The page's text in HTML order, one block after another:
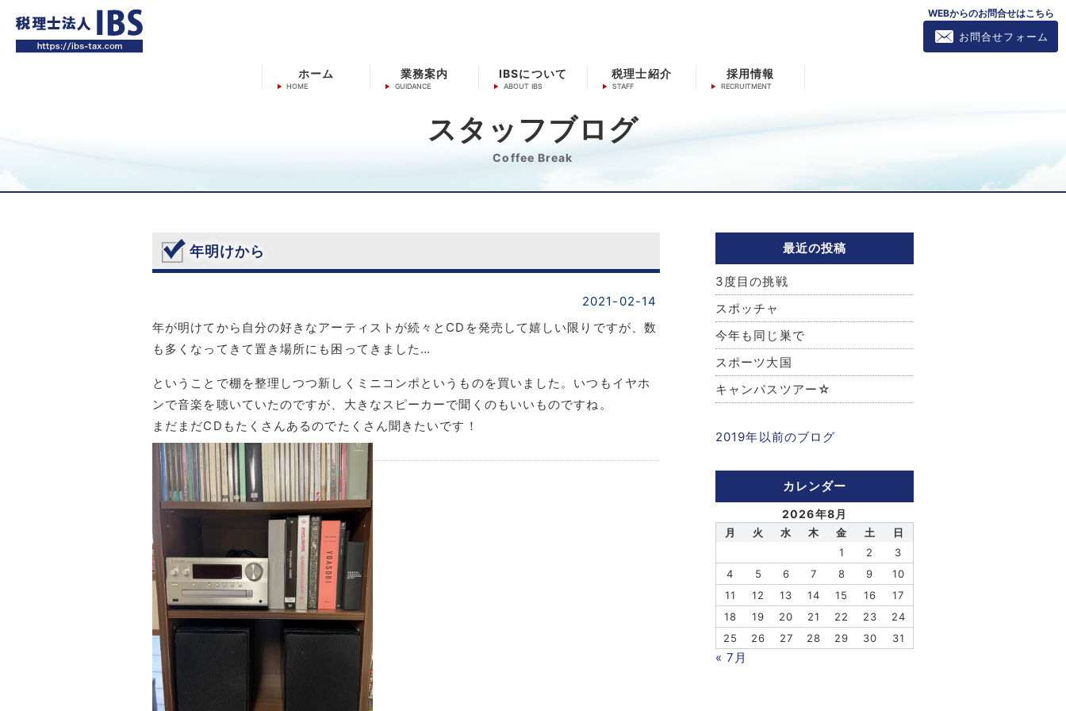
WEBからのお問合せはこちら
お問合せフォーム
ホーム 業務案内 IBSについて 税理士紹介 採用情報
スタッフブログ
Coffee Break
年明けから
2021-02-14
年が明けてから自分の好きなアーティストが続々とCDを発売して嬉しい限りですが、数
も多くなってきて置き場所にも困ってきました…
ということで棚を整理しつつ新しくミニコンポというものを買いました。いつもイヤホ
ンで音楽を聴いていたのですが、大きなスピーカーで聞くのもいいものですね。
まだまだCDもたくさんあるのでたくさん聞きたいです！
最近の投稿
3度目の挑戦
スポッチャ
今年も同じ巣で
スポーツ大国
キャンパスツアー☆
2019年以前のブログ
カレンダー
2026年8月
月 火 水 木 金 土
日
1
2
3
4
5 6 7 8 9
10
11
12 13 14 15 16
17
18
19 20 21 22 23
24
25
26 27 28 29 30 31
« 7月